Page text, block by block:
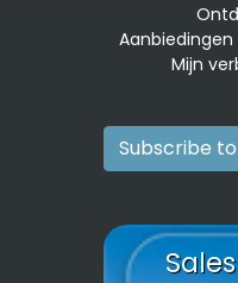
Mijn
Subscribe